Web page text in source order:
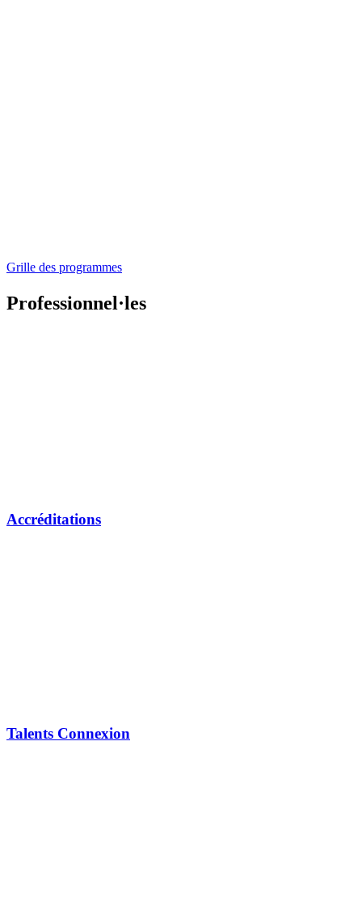
Grille des programmes
Professionnel·les
Accréditations
Talents Connexion